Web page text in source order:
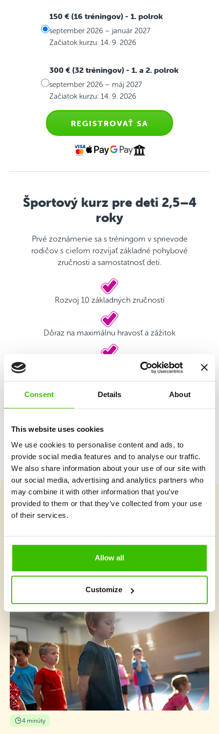
Consent Details About
This website uses cookies
We use cookies to personalise content and ads, to
provide social media features and to analyse our traffic.
We also share information about your use of our site with
our social media, advertising and analytics partners who
may combine it with other information that you’ve
provided to them or that they’ve collected from your use
of their services.
Allow all
Customize
150 € (16 tréningov) - 1. polrok
september 2026 – január 2027
Začiatok kurzu: 14. 9. 2026
300 € (32 tréningov) - 1. a 2. polrok
september 2026 – máj 2027
Začiatok kurzu: 14. 9. 2026
REGISTROVAŤ SA
Športový kurz pre deti 2,5–4
roky
Prvé zoznámenie sa s tréningom v sprievode
rodičov s cieľom rozvíjať základné pohybové
zručnosti a samostatnosť detí.
Rozvoj 10 základných zručností
Dôraz na maximálnu hravosť a zážitok
Kvalifikovaný tréner
Herný plán s motivačnými nálepkami
Čo je v Gymnathlone nové?
4 minúty